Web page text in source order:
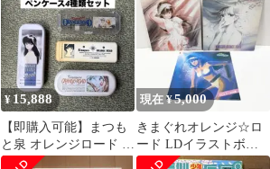
¥15,888
【即購入可能】まつも
と泉 オレンジロード 鮎
川まどか ペンケース 4
現在 ¥5,000
きまぐれオレンジ☆ロ
ード LDイラストボー
ド3枚セット＋おまけつ